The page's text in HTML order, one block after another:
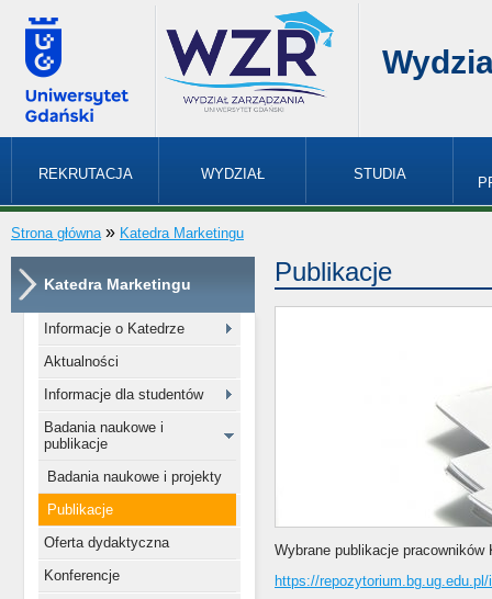
REKRUTACJA WYDZIAŁ STUDIA
Strona główna » Katedra Marketingu
Katedra Marketingu
Informacje o Katedrze
Aktualności
Informacje dla studentów
Badania naukowe i
publikacje
Badania naukowe i projekty
Publikacje
Oferta dydaktyczna
Konferencje
Publikacje
Wybrane publikacje
https://